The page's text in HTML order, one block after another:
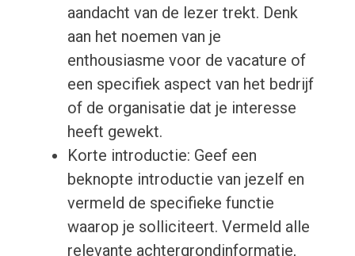
aandacht van de lezer trekt. Denk
aan het noemen van je
enthousiasme voor de vacature of
een specifiek aspect van het bedrijf
of de organisatie dat je interesse
heeft gewekt.
Korte introductie: Geef een
beknopte introductie van jezelf en
vermeld de specifieke functie
waarop je solliciteert. Vermeld alle
relevante achtergrondinformatie,